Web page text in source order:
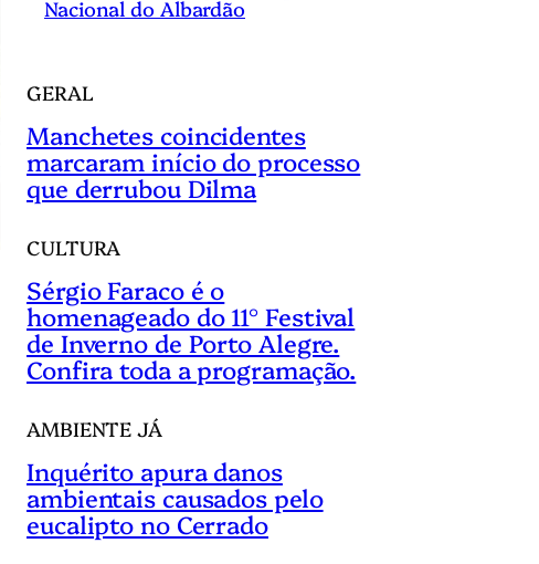
Nacional do Albardão
GERAL
Manchetes coincidentes
marcaram início do processo
que derrubou Dilma
CULTURA
Sérgio Faraco é o
homenageado do 11° Festival
de Inverno de Porto Alegre.
Confira toda a programação.
AMBIENTE JÁ
Inquérito apura danos
ambientais causados pelo
eucalipto no Cerrado